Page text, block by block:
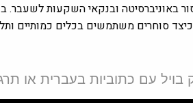
באוניברסיטה ובנקאי השקעות לשעבר.
כיצד סוחרים משתמשים בכלים כמותיים
בויל עם כתוביות בעברית או